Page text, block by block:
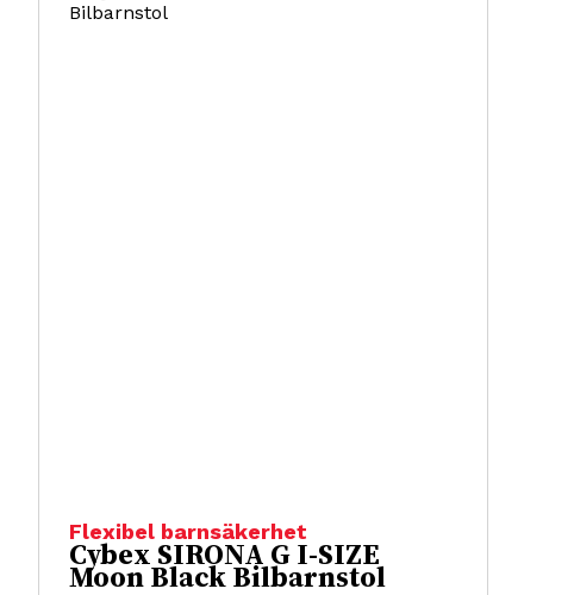
Flexibel barnsäkerhet
Cybex SIRONA G I-SIZE
Moon Black Bilbarnstol